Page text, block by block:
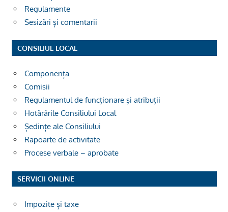
Regulamente
Sesizări și comentarii
CONSILIUL LOCAL
Componența
Comisii
Regulamentul de funcționare și atribuții
Hotărârile Consiliului Local
Ședințe ale Consiliului
Rapoarte de activitate
Procese verbale – aprobate
SERVICII ONLINE
Impozite și taxe